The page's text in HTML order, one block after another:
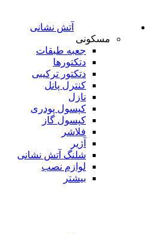
آتش نشانی
مسکونی
جعبه طبقات
دتکتورها
دتکتور ترکیبی
کنترل پانل
نازل
کپسول پودری
کپسول گاز
فلاشر
آژیر
شلنگ آتش نشانی
لوازم نصب
بیشتر